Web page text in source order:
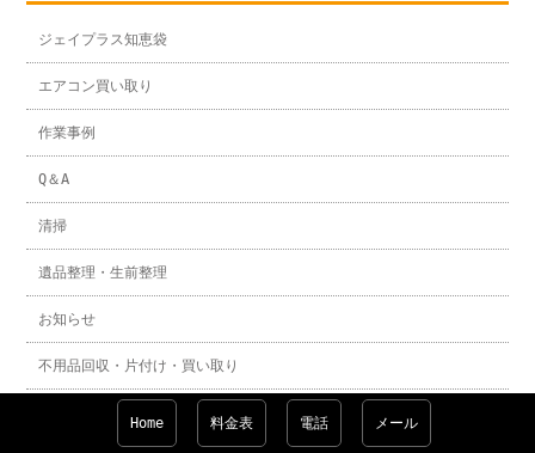
ジェイプラス知恵袋
エアコン買い取り
作業事例
Q＆A
清掃
遺品整理・生前整理
お知らせ
不用品回収・片付け・買い取り
アーカイブ
Home 料金表 電話 メール